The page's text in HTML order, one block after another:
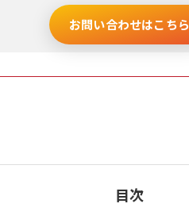
お問い合わせはこちら
目次